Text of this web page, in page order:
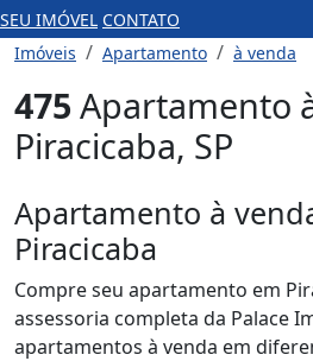
SEU IMÓVEL CONTATO
Imóveis
Apartamento à venda
475 Apartamento
Piracicaba, SP
Apartamento à
Piracicaba
Compre seu apartamento em
assessoria completa da Palace
apartamentos à venda em